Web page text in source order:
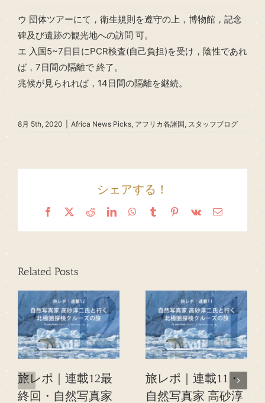
ウ 団体ツアーにて，衛生規則を遵守の上，博物館，記念
碑及び遺跡の観光地への訪問 可。
エ 入国5~7日目にPCR検査(自己負担)を受け，陰性であれ
ば，7日間の隔離で 終了。
兆候が見られれば，14日間の隔離を継続。
8月 5th, 2020 Africa News Picks, アフリカ各諸国, スタッフブログ
シェアする！
Facebook
X RedditLinkedInWhatsApp
TumblrPinterest
Vk Email
Related Posts
旅レポ｜連載12最
終回・自然写真家
旅レポ｜連載11・
自然写真家 高砂淳